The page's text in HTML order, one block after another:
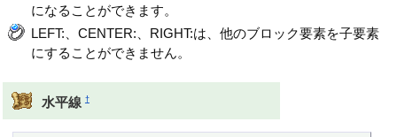
になることができます。
LEFT:、CENTER:、RIGHT:は、他のブロック要素を子要素
にすることができません。
水平線 †